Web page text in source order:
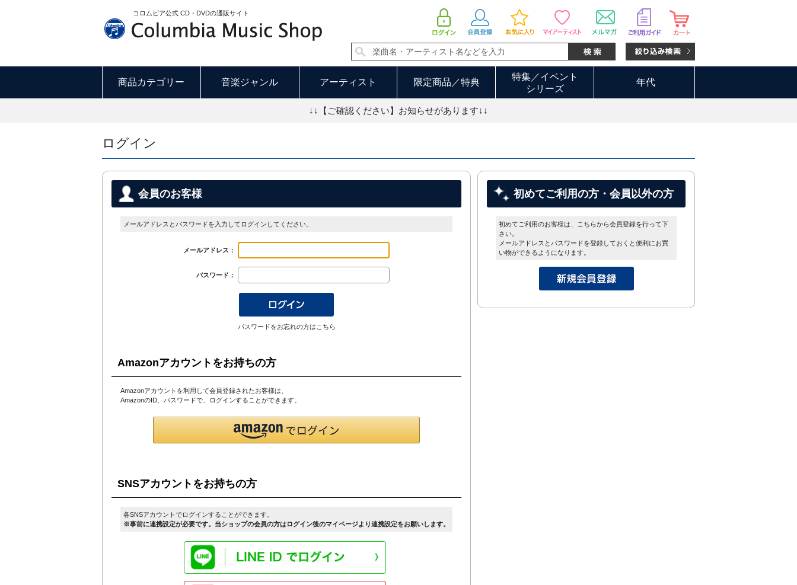
コロムビア公式 CD・DVDの通販サイト
商品カテゴリー 音楽ジャンル アーティスト 限定商品／特典
特集／イベント
シリーズ
年代
↓↓【ご確認ください】お知らせがあります↓↓
ログイン
会員のお客様
メールアドレスとパスワードを入力してログインしてください。
メールアドレス：
パスワード：
パスワードをお忘れの方はこちら
Amazonアカウントをお持ちの方
Amazonアカウントを利用して会員登録されたお客様は、
AmazonのID、パスワードで、ログインすることができます。
SNSアカウントをお持ちの方
各SNSアカウントでログインすることができます。
※事前に連携設定が必要です。当ショップの会員の方はログイン後のマイページより連携設定をお願いします。
初めてご利用の方・会員以外の方
初めてご利用のお客様は、こちらから会員登録を行って下
さい。
メールアドレスとパスワードを登録しておくと便利にお買
い物ができるようになります。